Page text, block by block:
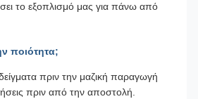
το εξοπλισμό μας για πάνω από
ποιότητα;
πριν την μαζική παραγωγή
πριν από την αποστολή.